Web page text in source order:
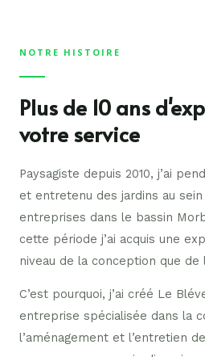
NOTRE HISTOIRE
Plus de 10 ans
votre service
Paysagiste depuis 2010, j’ai
et entretenu des jardins au
entreprises dans le bassin
cette période j’ai acquis une
niveau de la conception que de
C’est pourquoi, j’ai créé Le
entreprise spécialisée dans la
l’aménagement et l’entretien